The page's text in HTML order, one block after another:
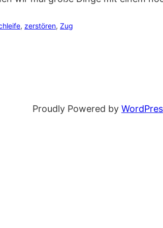
, zerstören, Zug
Proudly Powered by